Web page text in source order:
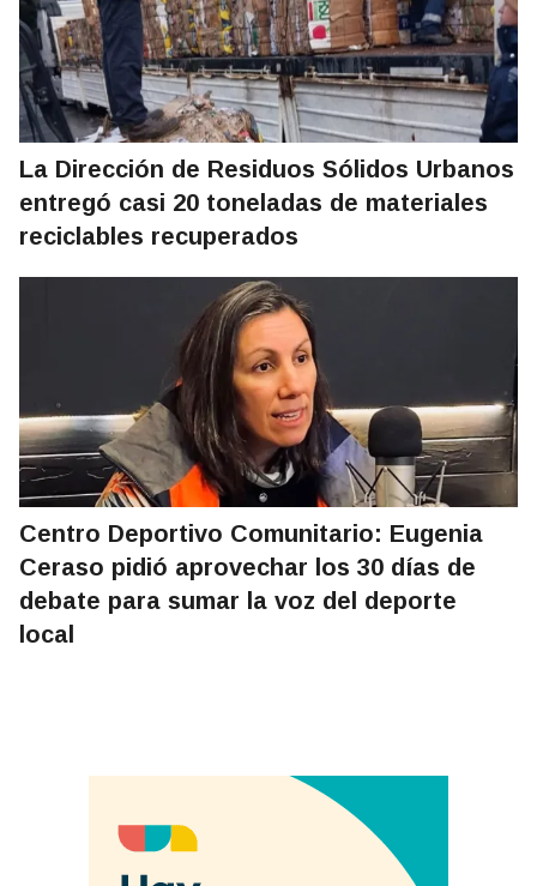
La Dirección de Residuos Sólidos Urbanos
entregó casi 20 toneladas de materiales
reciclables recuperados
Centro Deportivo Comunitario: Eugenia
Ceraso pidió aprovechar los 30 días de
debate para sumar la voz del deporte
local